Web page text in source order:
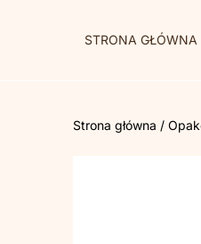
STRONA GŁÓWNA
Strona główna /